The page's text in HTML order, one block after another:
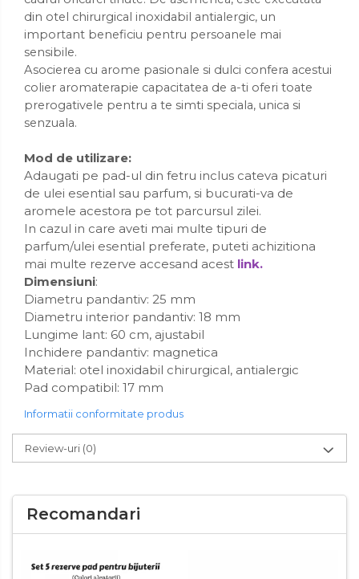
din otel chirurgical inoxidabil antialergic, un
important beneficiu pentru persoanele mai
sensibile.
Asocierea cu arome pasionale si dulci confera acestui
colier aromaterapie capacitatea de a-ti oferi toate
prerogativele pentru a te simti speciala, unica si
senzuala.
Mod de utilizare:
Adaugati pe pad-ul din fetru inclus cateva picaturi
de ulei esential sau parfum, si bucurati-va de
aromele acestora pe tot parcursul zilei.
In cazul in care aveti mai multe tipuri de
parfum/ulei esential preferate, puteti achizitiona
mai multe rezerve accesand acest link.
Dimensiuni:
Diametru pandantiv: 25 mm
Diametru interior pandantiv: 18 mm
Lungime lant: 60 cm, ajustabil
Inchidere pandantiv: magnetica
Material: otel inoxidabil chirurgical, antialergic
Pad compatibil: 17 mm
Informatii conformitate produs
Review-uri (0)
Recomandari